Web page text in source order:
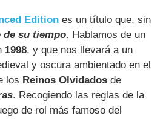
Edition es un título que, sin
de su tiempo. Hablamos de un
1998, y que nos llevará a un
y oscura ambientado en el
los Reinos Olvidados de
. Recogiendo las reglas de la
de rol más famoso del